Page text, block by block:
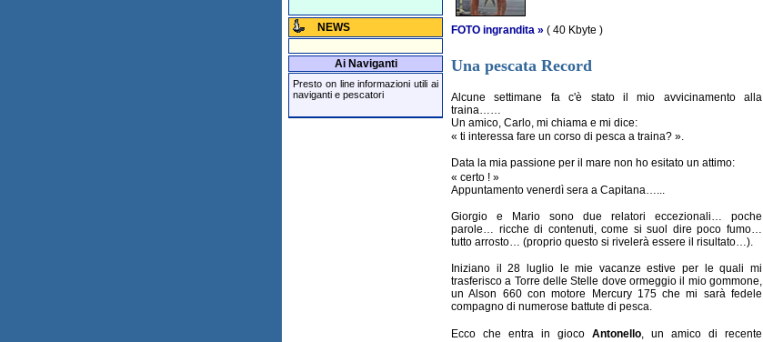
NEWS
Ai Naviganti
Presto on line informazioni utili ai
naviganti e pescatori
FOTO ingrandita » ( 40 Kbyte )
Una pescata Record
Alcune settimane fa c'è stato il mio avvicinamento alla
traina……
Un amico, Carlo, mi chiama e mi dice:
« ti interessa fare un corso di pesca a traina? ».
Data la mia passione per il mare non ho esitato un attimo:
« certo ! »
Appuntamento venerdì sera a Capitana…...
Giorgio e Mario sono due relatori eccezionali… poche
parole… ricche di contenuti, come si suol dire poco fumo…
tutto arrosto… (proprio questo si rivelerà essere il risultato…).
Iniziano il 28 luglio le mie vacanze estive per le quali mi
trasferisco a Torre delle Stelle dove ormeggio il mio gommone,
un Alson 660 con motore Mercury 175 che mi sarà fedele
compagno di numerose battute di pesca.
Ecco che entra in gioco Antonello , un amico di recente